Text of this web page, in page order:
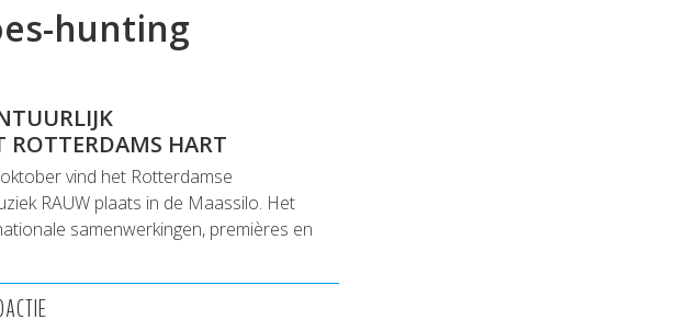
hunting
HART
vind het Rotterdamse
RAUW plaats in de Maassilo. Het
samenwerkingen, premières en